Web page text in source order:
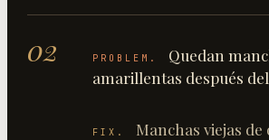
02 PROBLEM.
Quedan
amarillentas después
FIX.
Manchas viejas